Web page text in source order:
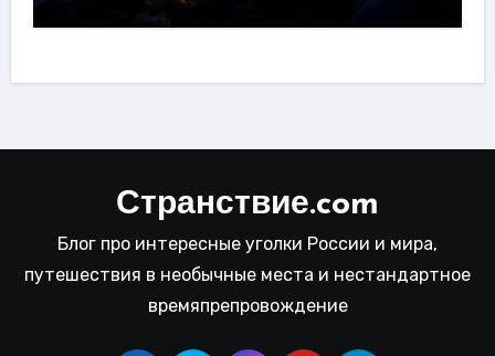
Странствие.com
Блог про интересные уголки России и мира,
путешествия в необычные места и нестандартное
времяпрепровождение